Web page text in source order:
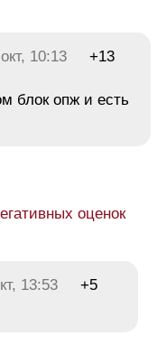
10:13 +13
блок опж и есть
оценок
13:53
+5